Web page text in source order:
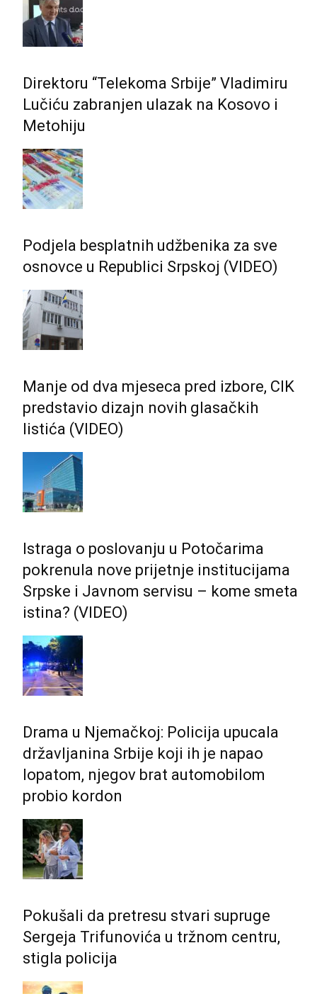
Direktoru “Telekoma Srbije” Vladimiru
Lučiću zabranjen ulazak na Kosovo i
Metohiju
Podjela besplatnih udžbenika za sve
osnovce u Republici Srpskoj (VIDEO)
Manje od dva mjeseca pred izbore, CIK
predstavio dizajn novih glasačkih
listića (VIDEO)
Istraga o poslovanju u Potočarima
pokrenula nove prijetnje institucijama
Srpske i Јavnom servisu – kome smeta
istina? (VIDEO)
Drama u Njemačkoj: Policija upucala
državljanina Srbije koji ih je napao
lopatom, njegov brat automobilom
probio kordon
Pokušali da pretresu stvari supruge
Sergeja Trifunovića u tržnom centru,
stigla policija